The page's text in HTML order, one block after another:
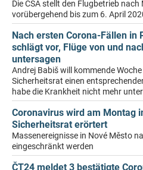
Die ČSA stellt den Flugbetrieb
vorübergehend bis zum 6. April
Nach ersten Corona-Fällen in
schlägt vor, Flüge von und
untersagen
Andrej Babiš will kommende
Sicherheitsrat einen
habe die Krankheit nicht mehr
Coronavirus wird am Montag
Sicherheitsrat erörtert
Massenereignisse in Nové Město
eingeschränkt werden
ČT24 meldet 3 bestätigte